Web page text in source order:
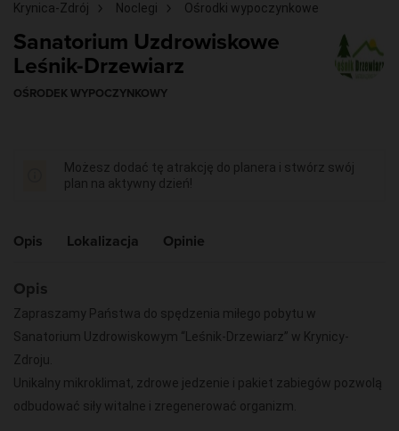
(5)
Krynica-Zdrój Noclegi Ośrodki wypoczynkowe
Sanatorium Uzdrowiskowe
Leśnik-Drzewiarz
OŚRODEK WYPOCZYNKOWY
Możesz dodać tę atrakcję do planera i stwórz swój
plan na aktywny dzień!
Opis Lokalizacja Opinie
Opis
Zapraszamy Państwa do spędzenia miłego pobytu w
Sanatorium Uzdrowiskowym “Leśnik-Drzewiarz” w Krynicy-
Zdroju.
Unikalny mikroklimat, zdrowe jedzenie i pakiet zabiegów pozwolą
odbudować siły witalne i zregenerować organizm.